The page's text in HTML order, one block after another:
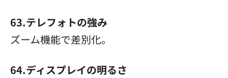
63.テレフォトの強み
ズーム機能で差別化。
64.ディスプレイの明るさ